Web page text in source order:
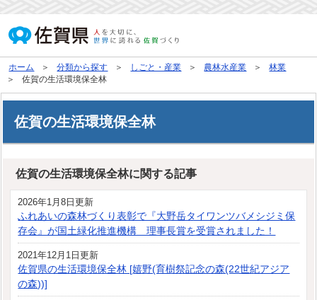
ホーム 分類から探す しごと・産業 農林水産業
林業
佐賀の生活環境保全林
佐賀の生活環境保全林
佐賀の生活環境保全林に関する記事
2026年1月8日更新
ふれあいの森林づくり表彰で『大野岳タイワンツバメシジミ保
存会』が国土緑化推進機構 理事長賞を受賞されました！
2021年12月1日更新
佐賀県の生活環境保全林 [嬉野(育樹祭記念の森(22世紀アジア
の森))]